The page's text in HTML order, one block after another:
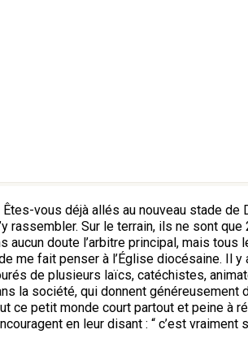
vous déjà allés au nouveau stade
Sur le terrain, ils ne sont
doute l’arbitre principal, mais tous
me fait penser à l’Église diocésaine. Il
de plusieurs laïcs, catéchistes,
la société, qui donnent généreusement
petit monde court partout et peine à
en leur disant : “ c’est